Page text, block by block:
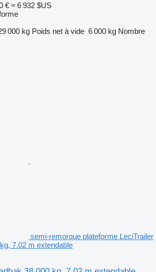
€ ≈ 6 932 $US
000 kg Poids net à vide 6 000 kg Nombre
semi-remorque plateforme LeciTrailer
7.02 m extendable